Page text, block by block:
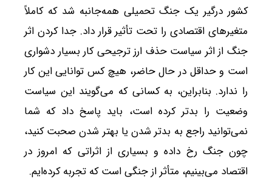
کشور درگیر یک جنگ تحمیلی همه‌جانبه شد که کاملاً
متغیرهای اقتصادی را تحت تأثیر قرار داد. جدا کردن اثر
جنگ از اثر سیاست حذف ارز ترجیحی کار بسیار دشواری
است و حداقل در حال حاضر، هیچ کس توانایی این کار
را ندارد. بنابراین، به کسانی که می‌گویند این سیاست
وضعیت را بدتر کرده است، باید پاسخ داد که شما
نمی‌توانید راجع به بدتر شدن یا بهتر شدن صحبت کنید،
چون جنگ رخ داده و بسیاری از اثراتی که امروز در
اقتصاد می‌بینیم، متأثر از جنگی است که تجربه کرده‌ایم.